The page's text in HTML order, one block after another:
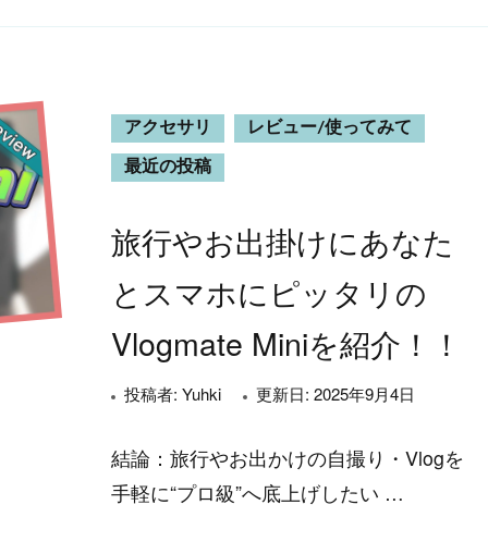
アクセサリ
レビュー/使ってみて
最近の投稿
旅行やお出掛けにあなた
とスマホにピッタリの
Vlogmate Miniを紹介！！
投稿者: Yuhki 更新日: 2025年9月4日
結論：旅行やお出かけの自撮り・Vlogを
手軽に“プロ級”へ底上げしたい …